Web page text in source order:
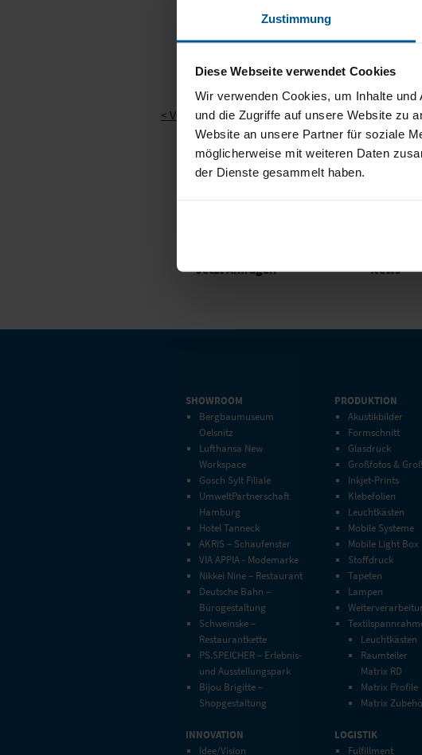
Zustimmung
Diese Webseite verwendet Cookies
Wir verwenden Cookies, um Inhalte
und die Zugriffe auf unsere Website zu
Website an unsere Partner für soziale
möglicherweise mit weiteren Daten
der Dienste gesammelt haben.
< Vorige Nachricht
Jetzt Anfragen News
SHOWROOM
Bergbaumuseum
Oelsnitz
Lufthansa New
Workspace
Gosch Sylt Filiale
UmweltPartnerschaft
Hamburg
Hotel Tanneck
AKRIS – Schaufenster
VIA APPIA - Modemarke
Nikkei Nine – Restaurant
Deutsche Bahn –
Bürogestaltung
Schweinske –
Restaurantkette
PS.SPEICHER – Erlebnis-
und Ausstellungspark
Bijou Brigitte –
Shopgestaltung
INNOVATION
Idee/Vision
PRODUKTION
Akustikbilder
Formschnitt
Glasdruck
Großfotos &
Inkjet-Prints
Klebefolien
Leuchtkästen
Mobile Systeme
Mobile Light Box
Stoffdruck
Tapeten
Lampen
Leuchtkästen
Raumteiler
Matrix RD
Matrix Profile
Matrix
LOGISTIK
Fulfillment